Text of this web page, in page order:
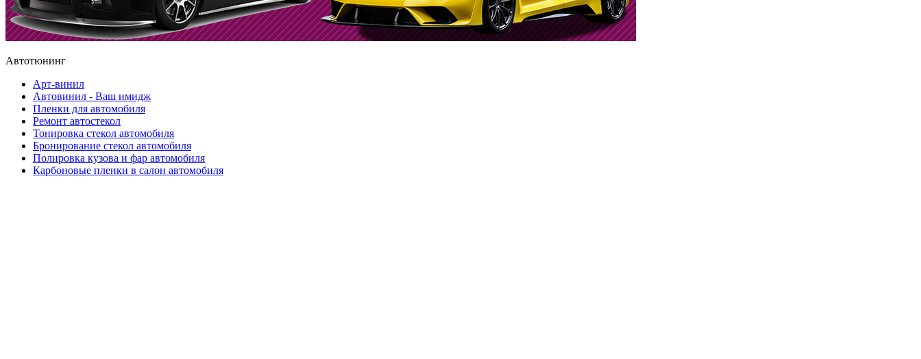
Автотюнинг
Арт-винил
Автовинил - Ваш имидж
Пленки для автомобиля
Ремонт автостекол
Тонировка стекол автомобиля
Бронирование стекол автомобиля
Полировка кузова и фар автомобиля
Карбоновые пленки в салон автомобиля